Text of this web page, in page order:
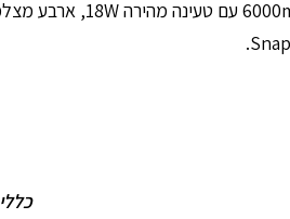
כללי